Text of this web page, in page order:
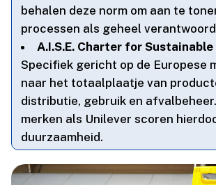
behalen deze norm om aan te
processen als geheel
A.​I.​S.​E.​ Charter for
Specifiek gericht op de Europese
naar het totaalplaatje van
distributie, gebruik en
merken als Unilever scoren
duurzaamheid.​